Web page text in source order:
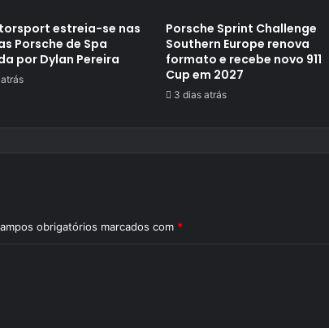
estreia-se nas
Porsche de Spa
por Dylan Pereira
Porsche Sprint Challenge
Southern Europe renova
formato e recebe novo 911
Cup em 2027
3 dias atrás
obrigatórios marcados com *